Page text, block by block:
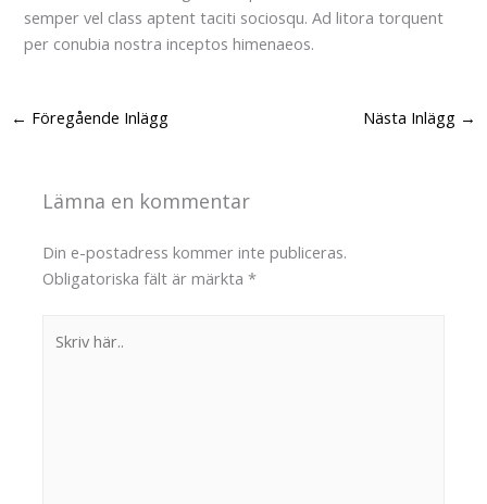
semper vel class aptent taciti sociosqu. Ad litora torquent
per conubia nostra inceptos himenaeos.
← Föregående Inlägg Nästa Inlägg →
Lämna en kommentar
Din e-postadress kommer inte publiceras.
Obligatoriska fält är märkta*
här..